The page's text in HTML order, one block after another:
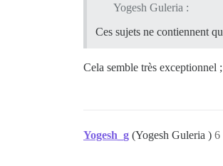
Yogesh Guleria :
Ces sujets ne contiennent
Cela semble très exceptionnel
Yogesh_g (Yogesh Guleria ) 6